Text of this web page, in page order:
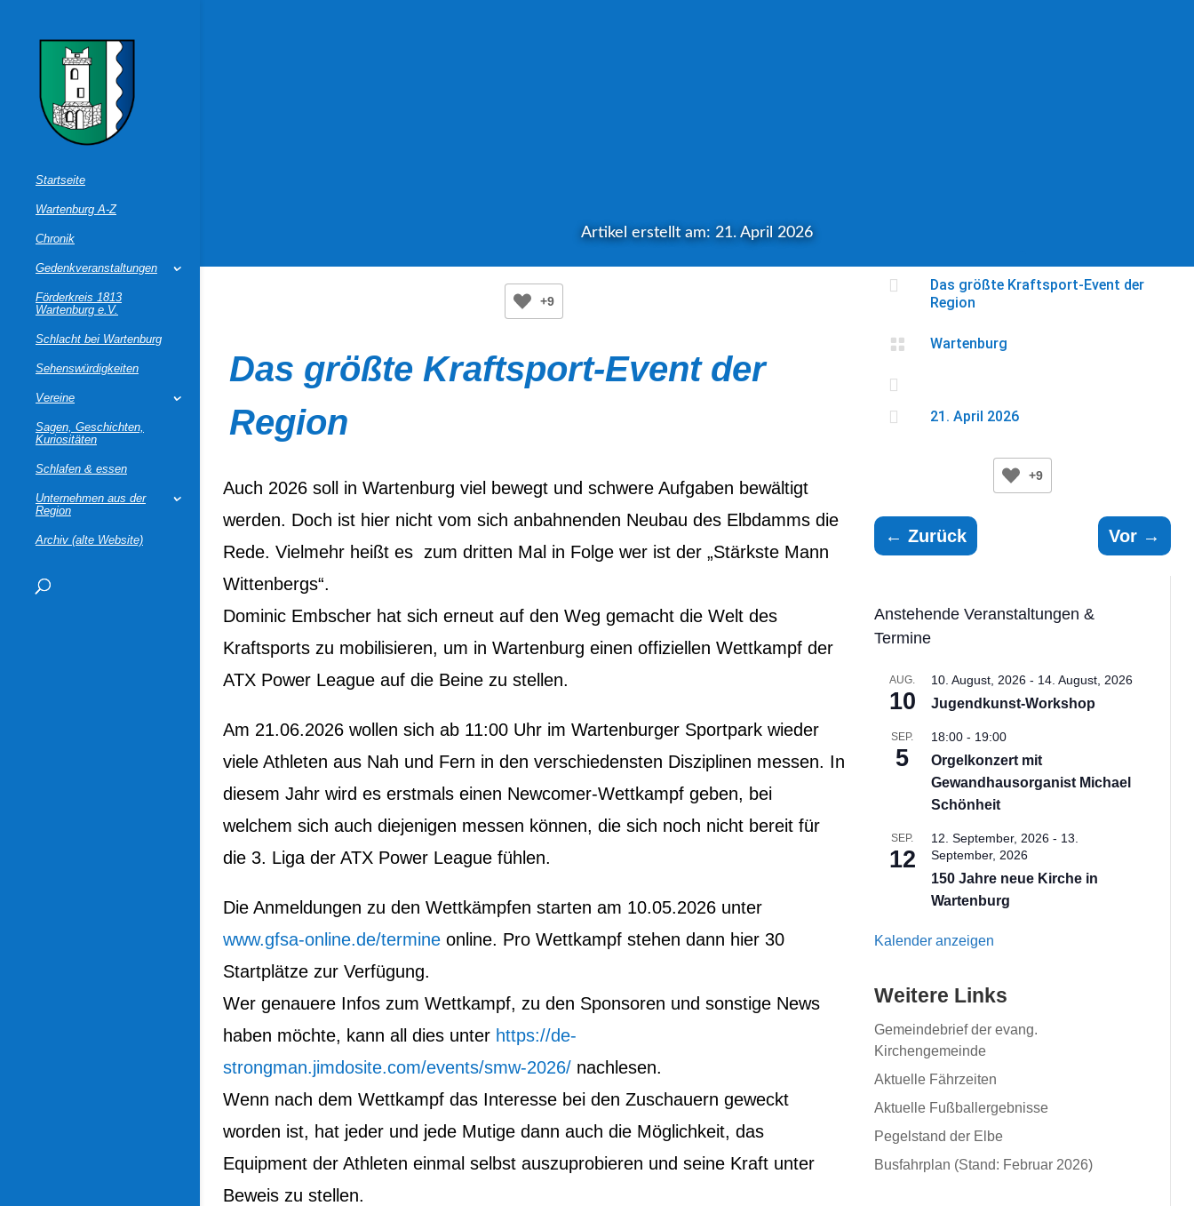
Startseite
Wartenburg A-Z
Chronik
Gedenkveranstaltungen
Förderkreis 1813
Wartenburg e.V.
Schlacht bei Wartenburg
Sehenswürdigkeiten
Vereine
Sagen, Geschichten,
Kuriositäten
Schlafen & essen
Unternehmen aus der
Region
Archiv (alte Website)
Artikel erstellt am: 21. April 2026
+9
Das größte Kraftsport-Event der
Region
Auch 2026 soll in Wartenburg viel bewegt und schwere Aufgaben bewältigt
werden. Doch ist hier nicht vom sich anbahnenden Neubau des Elbdamms die
Rede. Vielmehr heißt es zum dritten Mal in Folge wer ist der „Stärkste Mann
Wittenbergs“.
Dominic Embscher hat sich erneut auf den Weg gemacht die Welt des
Kraftsports zu mobilisieren, um in Wartenburg einen offiziellen Wettkampf der
ATX Power League auf die Beine zu stellen.
Am 21.06.2026 wollen sich ab 11:00 Uhr im Wartenburger Sportpark wieder
viele Athleten aus Nah und Fern in den verschiedensten Disziplinen messen. In
diesem Jahr wird es erstmals einen Newcomer-Wettkampf geben, bei
welchem sich auch diejenigen messen können, die sich noch nicht bereit für
die 3. Liga der ATX Power League fühlen.
Die Anmeldungen zu den Wettkämpfen starten am 10.05.2026 unter
www.gfsa-online.de/termine online. Pro Wettkampf stehen dann hier 30
Startplätze zur Verfügung.
Wer genauere Infos zum Wettkampf, zu den Sponsoren und sonstige News
haben möchte, kann all dies unter https://de-
strongman.jimdosite.com/events/smw-2026/ nachlesen.
Wenn nach dem Wettkampf das Interesse bei den Zuschauern geweckt
worden ist, hat jeder und jede Mutige dann auch die Möglichkeit, das
Equipment der Athleten einmal selbst auszuprobieren und seine Kraft unter
Beweis zu stellen.

Das größte Kraftsport-Event der
Region
 Wartenburg


21. April 2026
+9
← Zurück Vor→
Anstehende Veranstaltungen &
Termine
AUG.
10
10. August, 2026- 14. August, 2026
Jugendkunst-Workshop
SEP.
5
18:00- 19:00
Orgelkonzert mit
Gewandhausorganist Michael
Schönheit
SEP.
12
12. September, 2026- 13.
September, 2026
150 Jahre neue Kirche in
Wartenburg
Kalender anzeigen
Weitere Links
Gemeindebrief der evang.
Kirchengemeinde
Aktuelle Fährzeiten
Aktuelle Fußballergebnisse
Pegelstand der Elbe
Busfahrplan (Stand: Februar 2026)